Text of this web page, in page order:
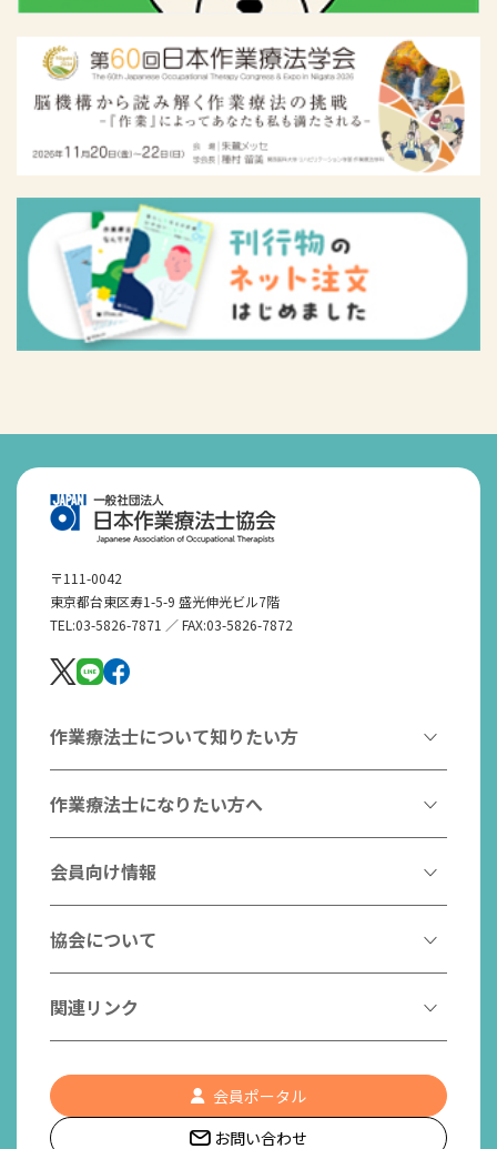
明福 真理子 能美市立病院
京都橘大学 健康科学部 作業療法学科
菅沼 一平
上城 憲司 宝塚医療大学 和歌山保健医療学部
中島 龍彦
岡山医療専門職大学 健康科学部 作業療法学
科
県立広島大学 保健福祉学部保健福祉学科作業
県立広島大学 保健福祉学部保健福祉学科作業
仙波 梨沙
熊本保健科学大学 保健科学部リハビリテー
ション学科作業療法学専攻
手外科(27名)
会員名
越後 歩 札幌徳洲会病院
弘前医療福祉大学 保健学部医療技術学科作業
療法学専攻
斎藤 和夫
昭和医科大学 保健医療学部リハビリテーショ
大山 峰生
新潟医療福祉大学 リハビリテーション学部作
業療法学科
〒111-0042
東京都台東区寿1-5-9 盛光伸光ビル7階
TEL:03-5826-7871 ／ FAX:03-5826-7872
作業療法士について知りたい方
作業療法とは
作業療法士とは
はたらく作業療法士
作業療法士の支援を受ける
チームの中で活躍する作業療法士
認知症の方への作業療法
作業療法士になりたい方へ
作業療法士になるには
作業療法士として活躍する先輩
こんなところで活躍！作業療法士
入会案内
会員向け情報
協会からのお知らせ
研修会一覧
日本作業療法学会
協会について
会長挨拶
社員名簿
組織図
関連リンク
都道府県作業療法士会
作業療法士養成校一覧
会員ポータル
お問い合わせ